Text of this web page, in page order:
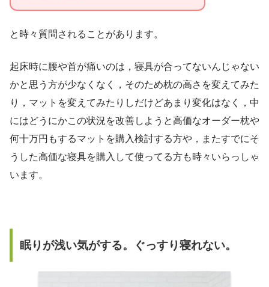
と時々質問されることがあります。
起床時に腰や首が痛いのは，寝具が合ってないんじゃない
かと思う方が少なくなく，そのため枕の高さを変えてみた
り，マットを変えてみたりしだけどあまり変化はなく，中
にはどうにかこの状況を改善しようと高価なオーダー枕や
何十万円もするマットを購入検討する方や，またすでにそ
うした高価な寝具を購入して使ってる方も時々いらっしゃ
います。
眠りが浅い気がする。ぐっすり寝れない。